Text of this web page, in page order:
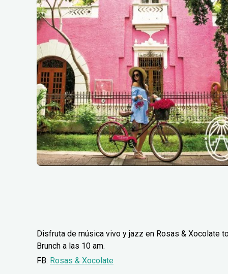
Disfruta de música vivo y jazz en Rosas & Xocolate
Brunch a las 10 am.
FB: Rosas & Xocolate